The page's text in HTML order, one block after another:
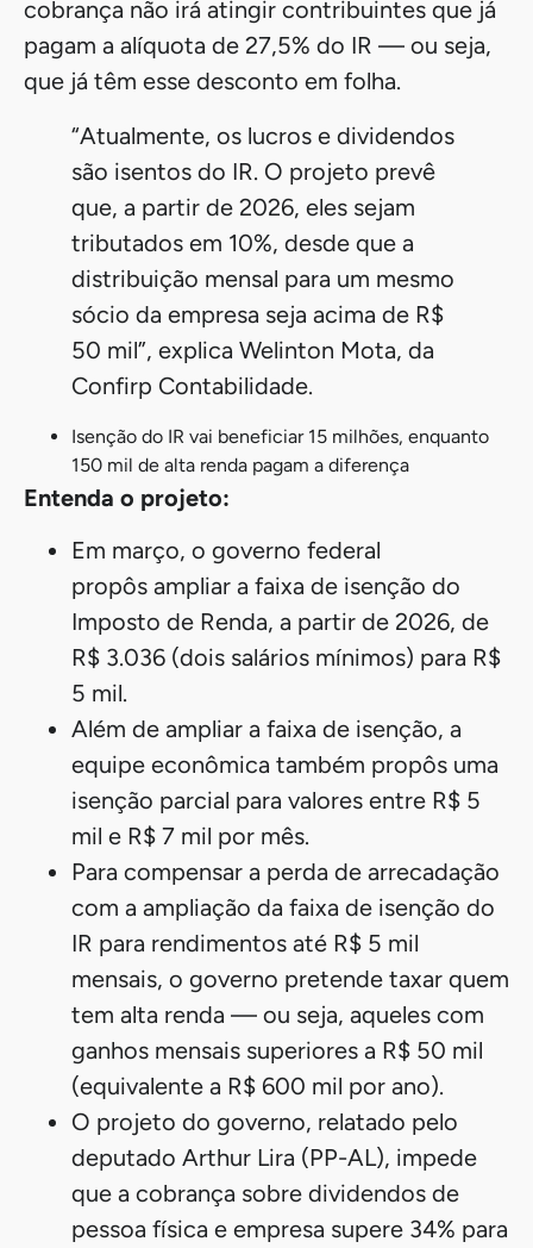
Quanto vai custar aos
cofres públicos?
Em 2026, a isenção do IR para quem recebe
até R$ 5 mil terá um impacto estimado de
25,8 bilhões.Foi justamente para compensar
a queda na arrecadação que o Congresso
manteve a proposta do governo de aplicar
alíquota progressiva de até 10% sobre
rendimentos anuais superiores a R$ 600 mil.
Com a progressão do imposto, a alíquota
máxima para pessoas de alta renda será
aplicada a quem tiverganhos anuais a partir
de R$ 1,2 milhão.Segundo o projeto, a
cobrança não irá atingir contribuintes que já
pagam a alíquota de 27,5% do IR — ou seja,
que já têm esse desconto em folha.
“Atualmente, os lucros e dividendos
são isentos do IR. O projeto prevê
que, a partir de 2026, eles sejam
tributados em 10%, desde que a
distribuição mensal para um mesmo
sócio da empresa seja acima de R$
50 mil”, explica Welinton Mota, da
Confirp Contabilidade.
Isenção do IR vai beneficiar 15 milhões, enquanto
150 mil de alta renda pagam a diferença
Entenda o projeto:
Em março, o governo federal
propôs ampliar a faixa de isenção do
Imposto de Renda, a partir de 2026, de
R$ 3.036 (dois salários mínimos) para R$
5 mil.